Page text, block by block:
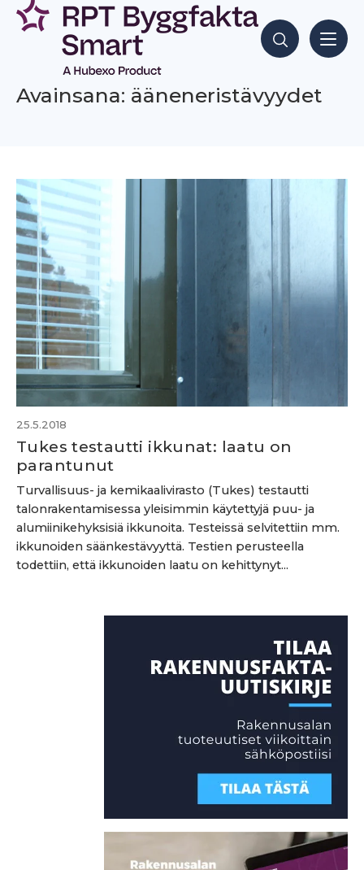
Siirry
sisältöön
Hae sisältöjä
Avainsana: ääneneristävyydet
25.5.2018
Tukes testautti ikkunat: laatu on
parantunut
Turvallisuus- ja kemikaalivirasto (Tukes) testautti
talonrakentamisessa yleisimmin käytettyjä puu- ja
alumiinikehyksisiä ikkunoita. Testeissä selvitettiin mm.
ikkunoiden säänkestävyyttä. Testien perusteella
todettiin, että ikkunoiden laatu on kehittynyt...